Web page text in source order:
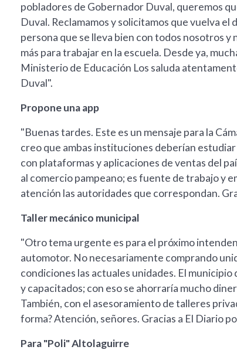
pobladores de Gobernador Duval, queremos
Duval. Reclamamos y solicitamos que vuelva
persona que se lleva bien con todos nosotros y
más para trabajar en la escuela. Desde ya,
Ministerio de Educación Los saluda
Duval".
Propone una app
"Buenas tardes. Este es un mensaje para la
creo que ambas instituciones deberían
con plataformas y aplicaciones de ventas del
al comercio pampeano; es fuente de trabajo y
atención las autoridades que correspondan.
Taller mecánico municipal
"Otro tema urgente es para el próximo
automotor. No necesariamente comprando
condiciones las actuales unidades. El
y capacitados; con eso se ahorraría mucho
También, con el asesoramiento de talleres
forma? Atención, señores. Gracias a El Diario
Para "Poli" Altolaguirre